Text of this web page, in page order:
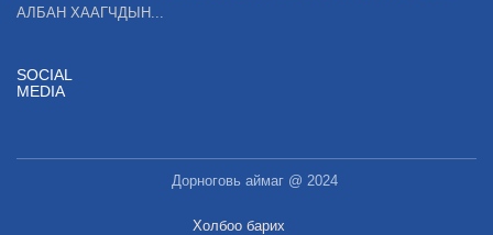
АЛБАН ХААГЧДЫН...
SOCIAL
MEDIA
Дорноговь аймаг @ 2024
Холбоо барих